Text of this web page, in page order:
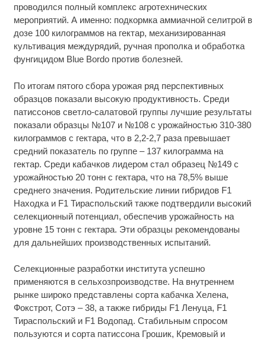
проводился полный комплекс агротехнических
мероприятий. А именно: подкормка аммиачной селитрой в
дозе 100 килограммов на гектар, механизированная
культивация междурядий, ручная прополка и обработка
фунгицидом Blue Bordo против болезней.
По итогам пятого сбора урожая ряд перспективных
образцов показали высокую продуктивность. Среди
патиссонов светло-салатовой группы лучшие результаты
показали образцы №107 и №108 с урожайностью 310-380
килограммов с гектара, что в 2,2-2,7 раза превышает
средний показатель по группе – 137 килограмма на
гектар. Среди кабачков лидером стал образец №149 с
урожайностью 20 тонн с гектара, что на 78,5% выше
среднего значения. Родительские линии гибридов F1
Находка и F1 Тираспольский также подтвердили высокий
селекционный потенциал, обеспечив урожайность на
уровне 15 тонн с гектара. Эти образцы рекомендованы
для дальнейших производственных испытаний.
Селекционные разработки института успешно
применяются в сельхозпроизводстве. На внутреннем
рынке широко представлены сорта кабачка Хелена,
Фокстрот, Сотэ – 38, а также гибриды F1 Ленуца, F1
Тираспольский и F1 Водопад. Стабильным спросом
пользуются и сорта патиссона Грошик, Кремовый и